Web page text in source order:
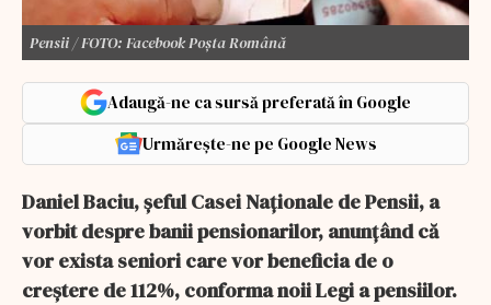
Pensii / FOTO: Facebook Poșta Română
Adaugă-ne ca sursă preferată în Google
Urmărește-ne pe Google News
Daniel Baciu, șeful Casei Naționale de Pensii, a
vorbit despre banii pensionarilor, anunțând că
vor exista seniori care vor beneficia de o
creștere de 112%, conforma noii Legi a pensiilor.